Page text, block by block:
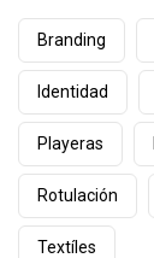
Branding
Identidad
Playeras
Rotulación
Textíles